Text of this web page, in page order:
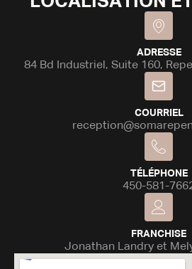
ADRESSE
84 Bd Industriel, Suite 160,
COURRIEL
TÉLÉPHONE
450-581-
FRANCHISE
Jonathan Landry et